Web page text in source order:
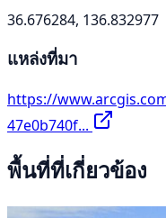
36.676284, 136.832977
แหล่งที่มา
https://
47e0b740f...
พื้นที่ที่เกี่ยวข้อง